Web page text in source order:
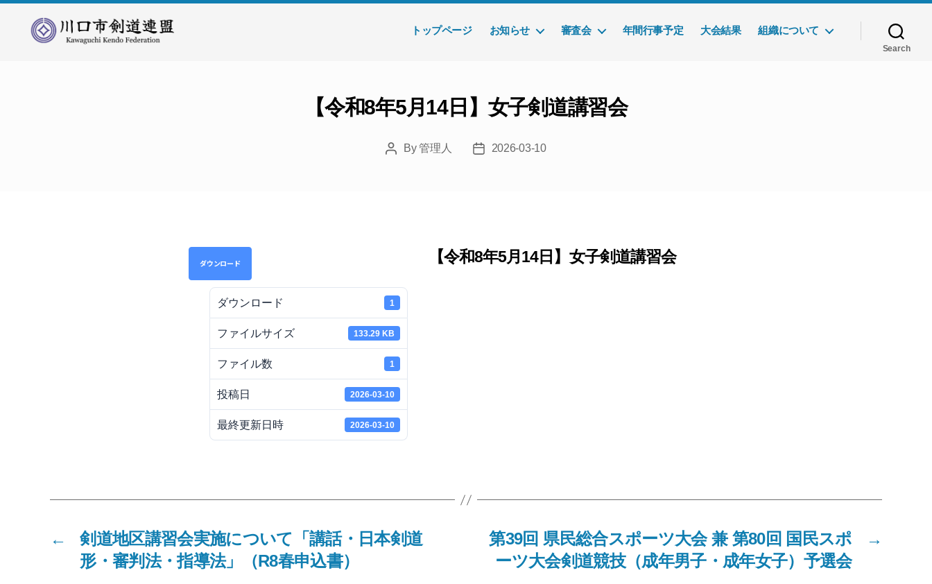
トップページ お知らせ 審査会 年間行事予定 大会結果 組織について
Search
【令和8年5月14日】女子剣道講習会
PostBy管理人
Post2026-03-10
ダウンロード
ダウンロード 1
ファイルサイズ 133.29 KB
ファイル数 1
投稿日 2026-03-10
最終更新日時 2026-03-10
【令和8年5月14日】女子剣道講習会
←
剣道地区講習会実施について「講話・日本剣道
形・審判法・指導法」（R8春申込書）
→
第39回 県民総合スポーツ大会 兼 第80回 国民スポ
ーツ大会剣道競技（成年男子・成年女子）予選会